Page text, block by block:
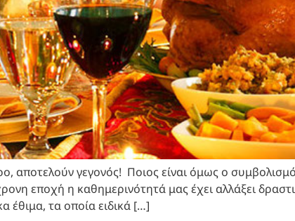
αποτελούν γεγονός! Ποιος είναι όμως ο
εποχή η καθημερινότητά μας έχει αλλάξει
έθιμα, τα οποία ειδικά […]